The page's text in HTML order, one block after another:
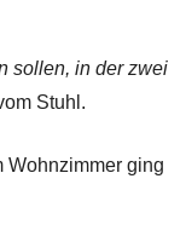
sollen, in der zwei
Stuhl.
Wohnzimmer ging